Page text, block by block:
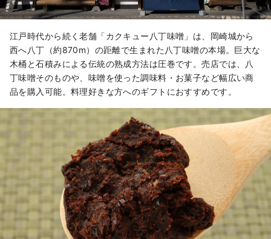
江戸時代から続く老舗「カクキュー八丁味噌」は、岡崎城から
西へ八丁（約870m）の距離で生まれた八丁味噌の本場。巨大な
木桶と石積みによる伝統の熟成方法は圧巻です。売店では、八
丁味噌そのものや、味噌を使った調味料・お菓子など幅広い商
品を購入可能。料理好きな方へのギフトにおすすめです。